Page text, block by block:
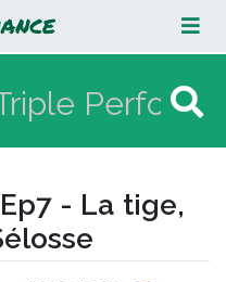
- La tige, par
- La tige,